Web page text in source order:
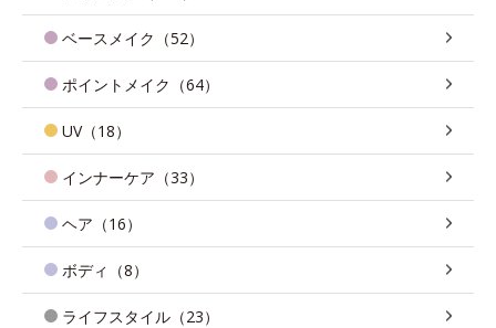
ベースメイク（52）
ポイントメイク（64）
UV（18）
インナーケア（33）
ヘア（16）
ボディ（8）
ライフスタイル（23）